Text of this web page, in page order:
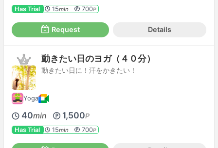
Has Trial 15min 700P
Request Details
動きたい日のヨガ（４０分）
動きたい日に！汗をかきたい！
Yoga
40min 1,500P
Has Trial 15min 700P